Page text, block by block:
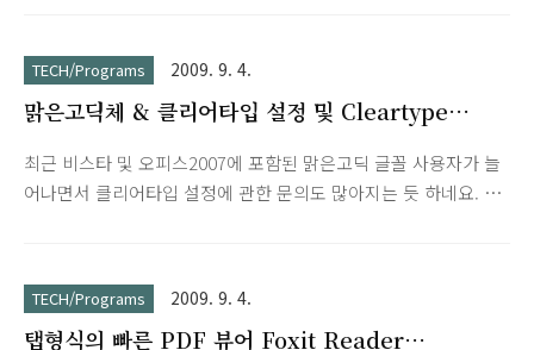
TECH/Programs 2009. 9. 4.
맑은고딕체 & 클리어타입 설정 및 Cleartype
최근 비스타 및 오피스2007에 포함된 맑은고딕 글꼴 사용자가 늘
어나면서 클리어타입 설정에 관한 문의도 많아지는 듯 하네요. 아
페이지입니다. ClearType Tuner Step 1 Turn on Windows XP
ClearType
http://www.microsoft.com/typography/cleartype/tuner/
TECH/Programs 2009. 9. 4.
탭형식의 빠른 PDF 뷰어 Foxit Reader